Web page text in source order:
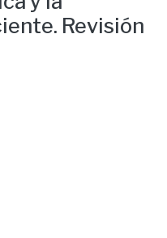
Revisión